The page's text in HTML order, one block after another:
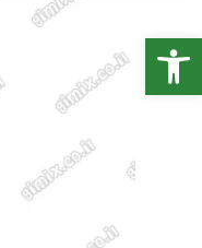
פתח סרגל נגישות